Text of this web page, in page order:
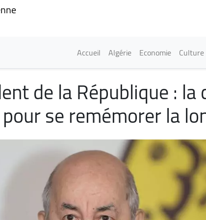
Main navigation
Accueil Algérie Economie Culture
de la République :
se remémorer la